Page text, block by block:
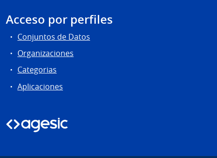
Acceso por perfiles
Conjuntos de Datos
Organizaciones
Categorias
Aplicaciones